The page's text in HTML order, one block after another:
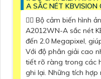
A SẮC NÉT KBVISION
❤️‍💋‍ Bộ cảm biến hình
A2012WN-A sắc nét
đến 2.0 Megapixel,
Với độ phân giải cao
tiết rõ ràng trong các
ghi lại. Những tích